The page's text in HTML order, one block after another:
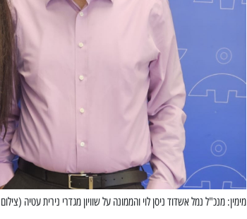
מימין: מנכ"ל נמל אשדוד ניסן לוי והממונה על שוויון מגדרי נירית עטיה